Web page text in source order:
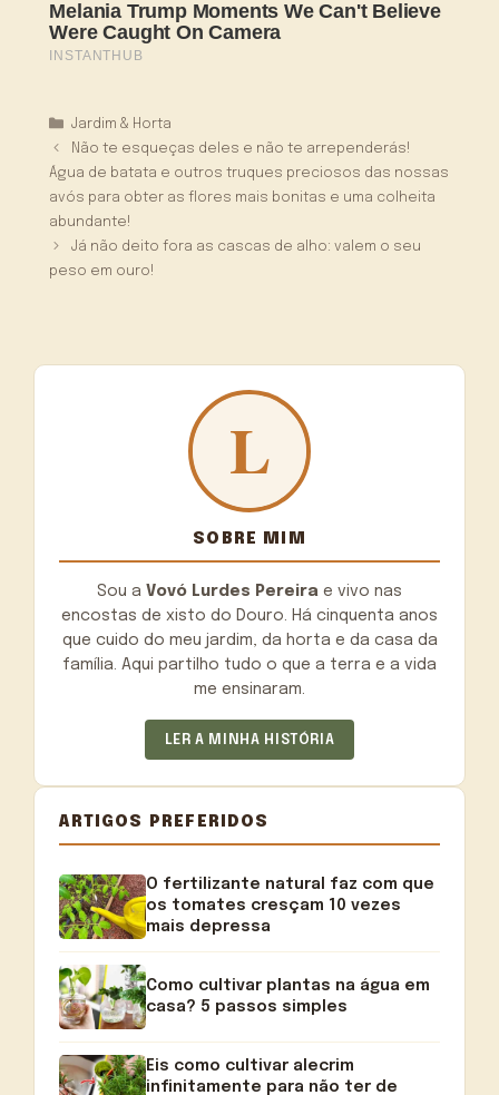
Categorias
Jardim & Horta
Não te esqueças deles e não te arrependerás!
Água de batata e outros truques preciosos das nossas
avós para obter as flores mais bonitas e uma colheita
abundante!
Já não deito fora as cascas de alho: valem o seu
peso em ouro!
SOBRE MIM
Sou a Vovó Lurdes Pereira e vivo nas
encostas de xisto do Douro. Há cinquenta anos
que cuido do meu jardim, da horta e da casa da
família. Aqui partilho tudo o que a terra e a vida
me ensinaram.
LER A MINHA HISTÓRIA
ARTIGOS PREFERIDOS
O fertilizante natural faz com que
os tomates cresçam 10 vezes
mais depressa
Como cultivar plantas na água em
casa? 5 passos simples
Eis como cultivar alecrim
infinitamente para não ter de